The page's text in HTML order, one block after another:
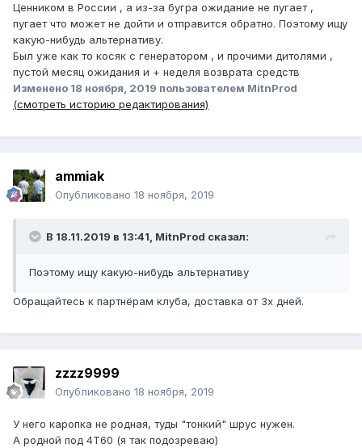
Ценником в России , а из-за бугра ожидание не пугает ,
пугает что может не дойти и отправится обратно. Поэтому ищу
какую-нибудь альтернативу.
Был уже как то косяк с генератором , и прочими дитолями ,
пустой месяц ожидания и + неделя возврата средств
Изменено 18 ноября, 2019 пользователем MitnProd
(смотреть историю редактирования)
ammiak
Опубликовано 18 ноября, 2019
В 18.11.2019 в 13:41, MitnProd сказал:
Поэтому ищу какую-нибудь альтернативу
Обращайтесь к партнёрам клуба, доставка от 3х дней.
zzzz9999
Опубликовано 18 ноября, 2019
У него каропка не родная, туды "тонкий" шрус нужен.
А родной под 4Т60 (я так подозреваю)